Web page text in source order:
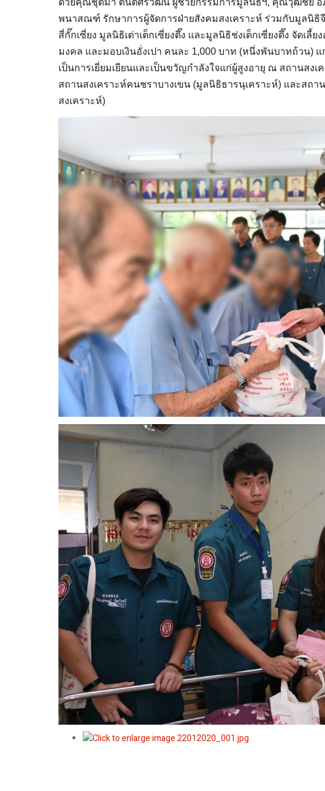
ด้วยคุณชุติมา ตันติศิริวัฒน์ ผู้ช่วยกรรมการมูลนิธิฯ, คุณวุฒิชัย
พนาสณฑ์ รักษาการผู้จัดการฝ่ายสังคมสงเคราะห์ ร่วมกับมูลนิธิ
สี่กั๊กเซี่ยง มูลนิธิเต่าเต็กเซี่ยงตึ๊ง และมูลนิธิช่งเต็กเซี่ยงตึ๊ง จัดเ
มงคล และมอบเงินอั่งเปา คนละ 1,000 บาท (หนึ่งพันบาทถ้วน)
เป็นการเยี่ยมเยียนและเป็นขวัญกำลังใจแก่ผู้สูงอายุ ณ สถานสง
สถานสงเคราะห์คนชราบางเขน (มูลนิธิธารนุเคราะห์) และสถ
สงเคราะห์)